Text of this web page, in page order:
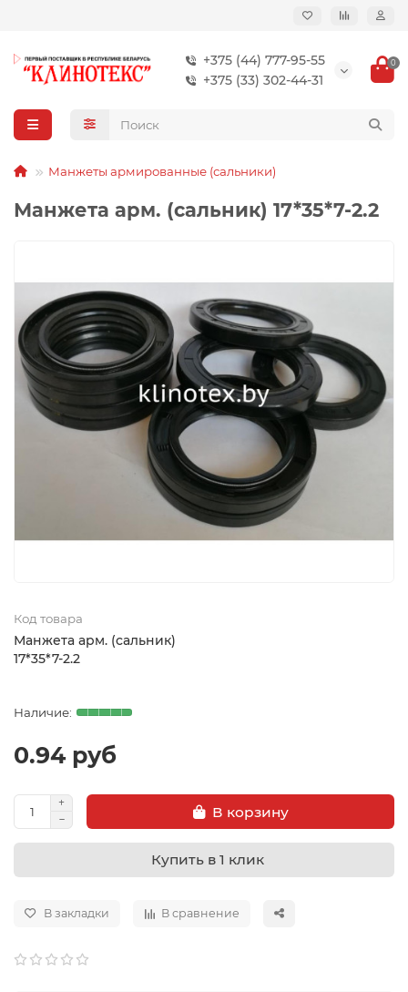
+375 (44) 777-95-55
+375 (33) 302-44-31
0
Манжеты армированные (сальники)
Манжета арм. (сальник) 17*35*7-2.2
Код товара
Манжета арм. (сальник)
17*35*7-2.2
0.94 руб
В корзину
Купить в 1 клик
В закладки В сравнение